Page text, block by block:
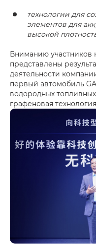
технологии для
элементов для
высокой
Вниманию
представлены
деятельности
первый автомобиль
водородных
графеновая